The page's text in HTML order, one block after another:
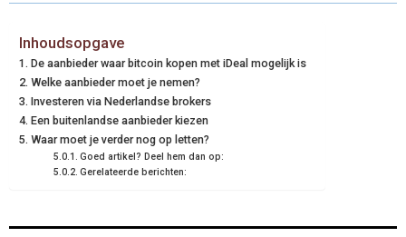
Inhoudsopgave
De aanbieder waar bitcoin kopen met iDeal mogelijk is
Welke aanbieder moet je nemen?
Investeren via Nederlandse brokers
Een buitenlandse aanbieder kiezen
Waar moet je verder nog op letten?
Goed artikel? Deel hem dan op:
Gerelateerde berichten: